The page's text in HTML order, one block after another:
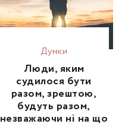
Думки
Люди, яким
судилося бути
разом, зрештою,
будуть разом,
незважаючи ні на що